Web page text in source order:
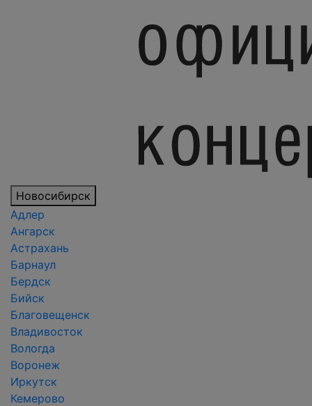
Новосибирск
Адлер
Ангарск
Астрахань
Барнаул
Бердск
Бийск
Благовещенск
Владивосток
Вологда
Воронеж
Иркутск
Кемерово